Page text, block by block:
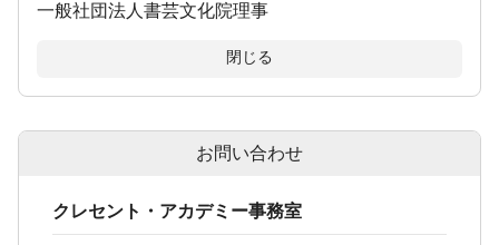
一般社団法人書芸文化院理事
閉じる
お問い合わせ
クレセント・アカデミー事務室